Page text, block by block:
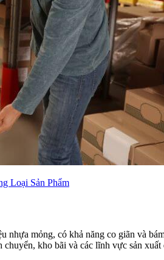
Loại Sản Phẩm
mỏng, có khả năng co giãn và
kho bãi và các lĩnh vực sản